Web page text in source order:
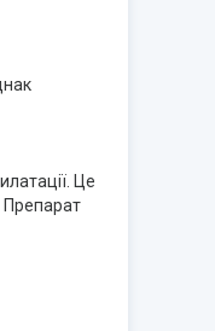
Це
Препарат